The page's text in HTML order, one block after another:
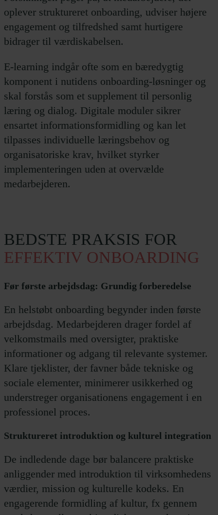
oplever struktureret onboarding, udviser højere
engagement og tilfredshed samt hurtigere
bidrager til værdiskabelsen.
E-learning indgår ofte som en bæredygtig
komponent i nutidens onboarding-løsninger og
skal forstås som et supplement til personlig
læring og dialog. Digitale moduler sikrer
ensartet informationsformidling og kan let
tilpasses individuelle læringsbehov og
organisatoriske krav, hvilket styrker
implementeringen uden at overvælde
medarbejderen.
BEDSTE PRAKSIS FOR
EFFEKTIV ONBOARDING
Før første arbejdsdag: Grundig forberedelse
En helstøbt onboarding begynder inden første
arbejdsdag. Medarbejderen drager fordel af
velkomstmails med oversigter, praktiske
informationer og adgang til relevante systemer.
Klare tjeklister, der favner både tekniske og
sociale elementer, minimerer usikkerhed og
understreger organisationens engagement i en
professionel proces.
Struktureret introduktion og kulturel integration
De indledende dage bør balancere praktiske
anliggender med introduktion til virksomhedens
værdier, mission og kulturelle kodeks. En
engagerende formidling af kultur, fx gennem